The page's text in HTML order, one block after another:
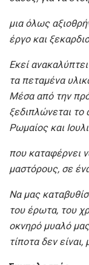
μια όλως
έργο και
Εκεί
τα πεταμένα
Μέσα από την
ξεδιπλώνεται το
Ρωμαίος και
που καταφέρνει
μαστόρους, σε
Να μας
του έρωτα, του
οκνηρό μυαλό
τίποτα δεν